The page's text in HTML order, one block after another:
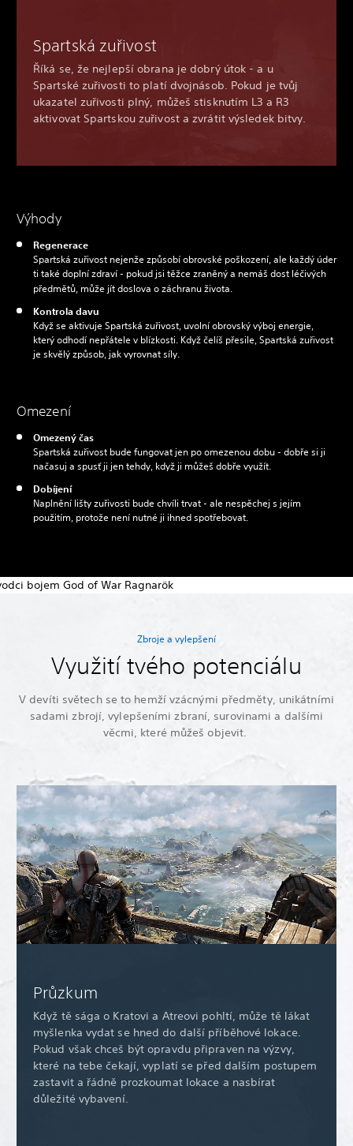
Spartská zuřivost
Říká se, že nejlepší obrana je dobrý útok - a u
Spartské zuřivosti to platí dvojnásob. Pokud je tvůj
ukazatel zuřivosti plný, můžeš stisknutím L3 a R3
aktivovat Spartskou zuřivost a zvrátit výsledek bitvy.
Výhody
Regenerace
Spartská zuřivost nejenže způsobí obrovské poškození, ale každý úder
ti také doplní zdraví - pokud jsi těžce zraněný a nemáš dost léčivých
předmětů, může jít doslova o záchranu života.
Kontrola davu
Když se aktivuje Spartská zuřivost, uvolní obrovský výboj energie,
který odhodí nepřátele v blízkosti. Když čelíš přesile, Spartská zuřivost
je skvělý způsob, jak vyrovnat síly.
Omezení
Omezený čas
Spartská zuřivost bude fungovat jen po omezenou dobu - dobře si ji
načasuj a spusť ji jen tehdy, když ji můžeš dobře využít.
Dobíjení
Naplnění lišty zuřivosti bude chvíli trvat - ale nespěchej s jejím
použitím, protože není nutné ji ihned spotřebovat.
Zbroje a vylepšení
Využití tvého potenciálu
V devíti světech se to hemží vzácnými předměty, unikátními
sadami zbrojí, vylepšeními zbraní, surovinami a dalšími
věcmi, které můžeš objevit.
Průzkum
Když tě sága o Kratovi a Atreovi pohltí, může tě lákat
myšlenka vydat se hned do další příběhové lokace.
Pokud však chceš být opravdu připraven na výzvy,
které na tebe čekají, vyplatí se před dalším postupem
zastavit a řádně prozkoumat lokace a nasbírat
důležité vybavení.